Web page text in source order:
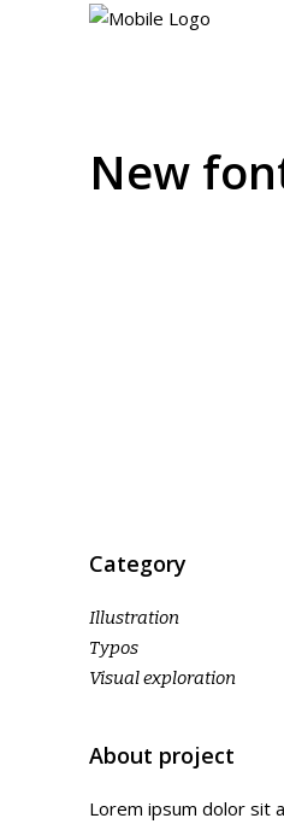
New
Category
Illustration
Typos
Visual exploration
About project
Lorem ipsum dolor sit